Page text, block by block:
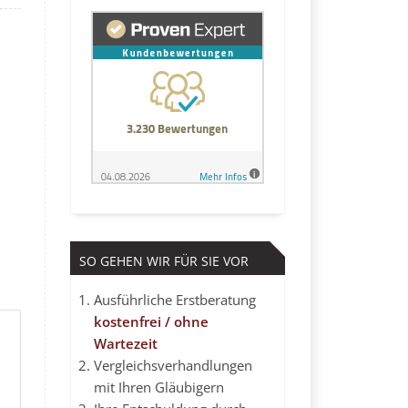
SO GEHEN WIR FÜR SIE VOR
Ausführliche Erstberatung
kostenfrei / ohne
Wartezeit
Vergleichsverhandlungen
mit Ihren Gläubigern